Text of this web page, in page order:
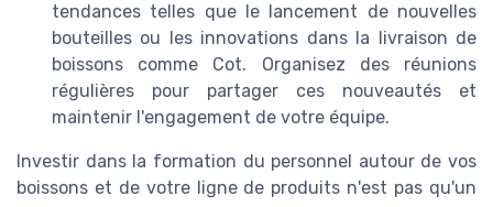
tendances telles que le lancement de nouvelles
bouteilles ou les innovations dans la livraison de
boissons comme Cot. Organisez des réunions
régulières pour partager ces nouveautés et
maintenir l'engagement de votre équipe.
Investir dans la formation du personnel autour de vos
boissons et de votre ligne de produits n'est pas qu'un